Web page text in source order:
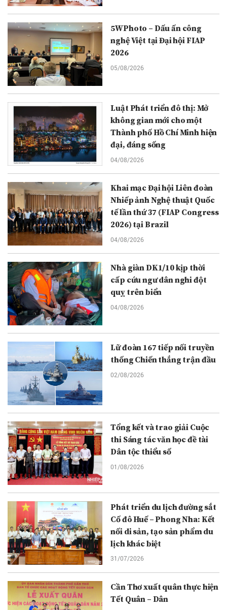
5WPhoto – Dấu ấn công
nghệ Việt tại Đại hội FIAP
2026
05/08/2026
Luật Phát triển đô thị: Mở
không gian mới cho một
Thành phố Hồ Chí Minh hiện
đại, đáng sống
04/08/2026
Khai mạc Đại hội Liên đoàn
Nhiếp ảnh Nghệ thuật Quốc
tế lần thứ 37 (FIAP Congress
2026) tại Brazil
04/08/2026
Nhà giàn DK1/10 kịp thời
cấp cứu ngư dân nghi đột
quỵ trên biển
04/08/2026
Lữ đoàn 167 tiếp nối truyền
thống Chiến thắng trận đầu
02/08/2026
Tổng kết và trao giải Cuộc
thi Sáng tác văn học đề tài
Dân tộc thiểu số
01/08/2026
Phát triển du lịch đường sắt
Cố đô Huế – Phong Nha: Kết
nối di sản, tạo sản phẩm du
lịch khác biệt
31/07/2026
Cần Thơ xuất quân thực hiện
Tết Quân – Dân